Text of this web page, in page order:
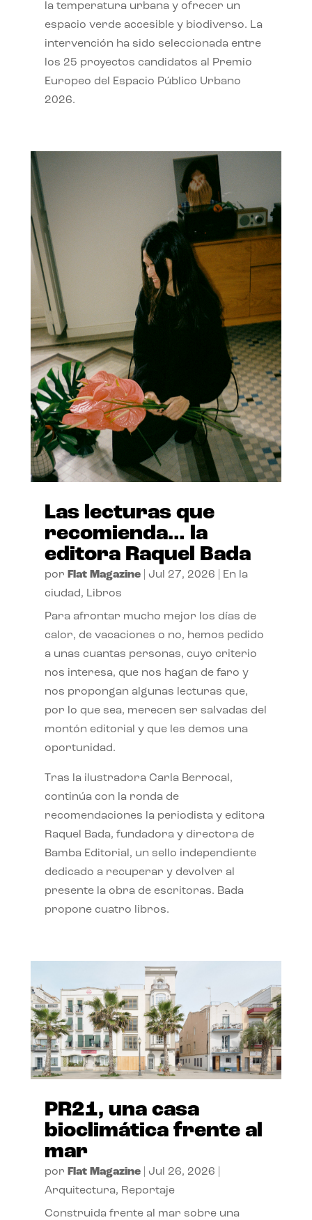
la temperatura urbana y ofrecer un
espacio verde accesible y biodiverso. La
intervención ha sido seleccionada entre
los 25 proyectos candidatos al Premio
Europeo del Espacio Público Urbano
2026.
Las lecturas que
recomienda… la
editora Raquel Bada
por Flat Magazine| Jul 27, 2026
En la
ciudad, Libros
Para afrontar mucho mejor los días de
calor, de vacaciones o no, hemos pedido
a unas cuantas personas, cuyo criterio
nos interesa, que nos hagan de faro y
nos propongan algunas lecturas que,
por lo que sea, merecen ser salvadas del
montón editorial y que les demos una
oportunidad.
Tras la ilustradora Carla Berrocal,
continúa con la ronda de
recomendaciones la periodista y editora
Raquel Bada, fundadora y directora de
Bamba Editorial, un sello independiente
dedicado a recuperar y devolver al
presente la obra de escritoras. Bada
propone cuatro libros.
PR21, una casa
bioclimática frente al
mar
por Flat Magazine| Jul 26, 2026
Arquitectura, Reportaje
Construida frente al mar sobre una